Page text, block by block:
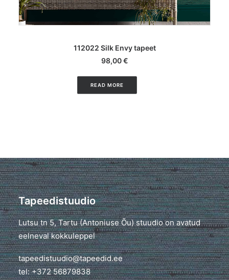
112022 Silk Envy tapeet
98,00€
READ MORE
Tapeedistuudio
Lutsu tn 5, Tartu (Antoniuse Õu) stuudio on avatud
eelneval kokkuleppel
tapeedistuudio@tapeedid.ee
tel: +372 56879838